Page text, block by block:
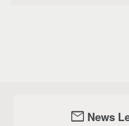
mail News